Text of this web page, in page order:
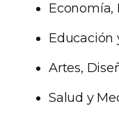
Economía,
Educación
Artes,
Salud y